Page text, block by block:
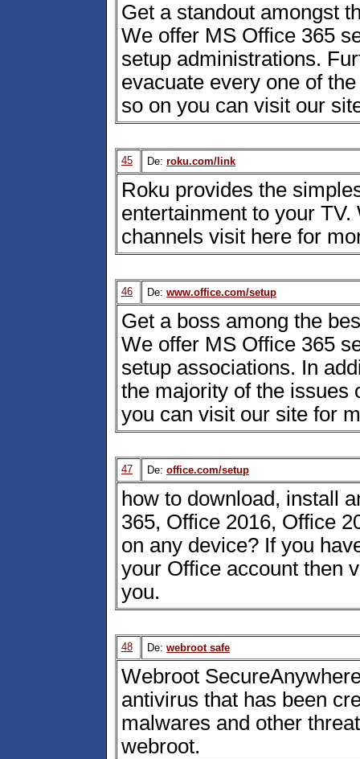
Get a standout amongst
We offer MS Office 365
setup administrations.
evacuate every one of
so on you can visit our
45 De: roku.com/link
Roku provides the
entertainment to your
channels visit here for
46 De: www.office.com/setup
Get a boss among the
We offer MS Office 365
setup associations. In
the majority of the issues
you can visit our site for
47 De: office.com/setup
how to download, install
365, Office 2016, Office
on any device? If you
your Office account then
you.
48 De: webroot safe
Webroot
antivirus that has been
malwares and other
webroot.